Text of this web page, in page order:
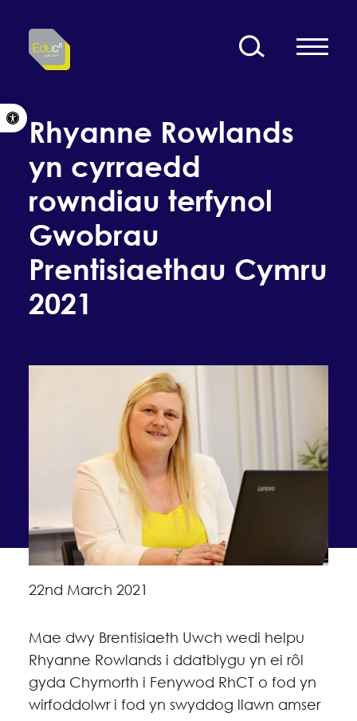
Open toolbar
Rhyanne Rowlands
yn cyrraedd
rowndiau terfynol
Gwobrau
Prentisiaethau Cymru
2021
22nd March 2021
Mae dwy Brentisiaeth Uwch wedi helpu
Rhyanne Rowlands i ddatblygu yn ei rôl
gyda Chymorth i Fenywod RhCT o fod yn
wirfoddolwr i fod yn swyddog llawn amser